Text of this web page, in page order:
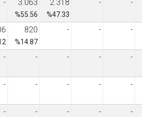
- 3.063
%55.56
2.318
%47.33
- -
820
%14.87
- - -
- - - - -
- - - - -
- - - - -